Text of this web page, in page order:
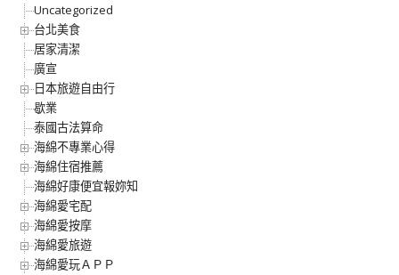
Uncategorized
台北美食
居家清潔
廣宣
日本旅遊自由行
歇業
泰國古法算命
海綿不專業心得
海綿住宿推薦
海綿好康便宜報妳知
海綿愛宅配
海綿愛按摩
海綿愛旅遊
海綿愛玩ＡＰＰ